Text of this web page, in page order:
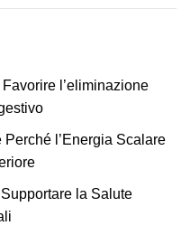
l’eliminazione
l’Energia Scalare
la Salute